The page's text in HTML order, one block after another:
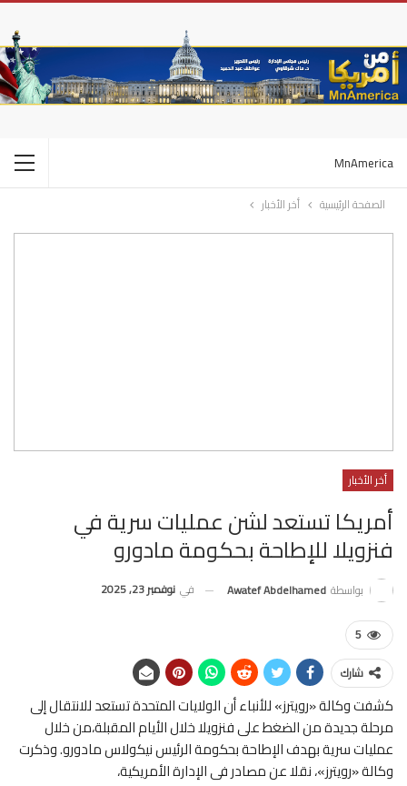
MnAmerica
الصفحة الرئيسية أخر الأخبار
أخر الأخبار
أمريكا تستعد لشن عمليات سرية في
فنزويلا للإطاحة بحكومة مادورو
بواسطة Awatef Abdelhamed في نوفمبر 23, 2025
5
شارك
كشفت وكالة «رويترز» للأنباء أن الولايات المتحدة تستعد للانتقال إلى
مرحلة جديدة من الضغط على فنزويلا خلال الأيام المقبلة،من خلال
عمليات سرية بهدف الإطاحة بحكومة الرئيس نيكولاس مادورو. وذكرت
وكالة «رويترز»، نقلا عن مصادر فى الإدارة الأمريكية،